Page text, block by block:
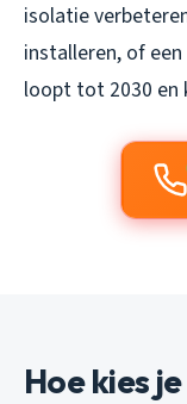
isolatie
installeren, of
loopt tot 2030 en
Hoe kies